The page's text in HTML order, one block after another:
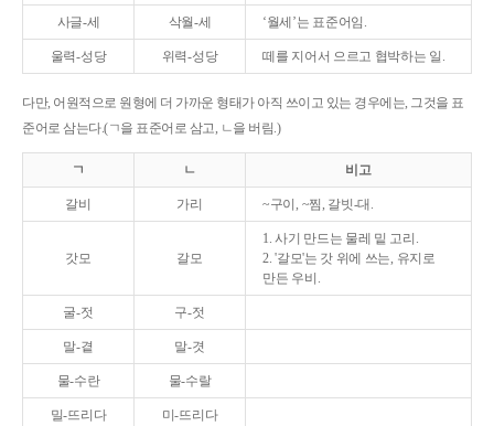
사글-세 삭월-세 ‘월세’는 표준어임.
울력-성당 위력-성당 떼를 지어서 으르고 협박하는 일.
다만, 어원적으로 원형에 더 가까운 형태가 아직 쓰이고 있는 경우에는, 그것을 표
준어로 삼는다.(ㄱ을 표준어로 삼고, ㄴ을 버림.)
ㄱ ㄴ 비고
갈비 가리 ~구이, ~찜, 갈빗-대.
갓모 갈모
1. 사기 만드는 물레 밑 고리.
2. '갈모'는 갓 위에 쓰는, 유지로
만든 우비.
굴-젓 구-젓
말-곁 말-겻
물-수란 물-수랄
밀-뜨리다 미-뜨리다